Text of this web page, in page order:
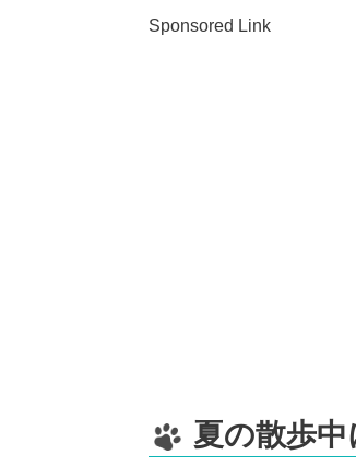
Sponsored Link
夏の散歩